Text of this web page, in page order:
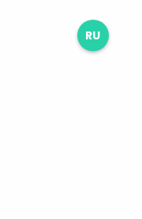
RU